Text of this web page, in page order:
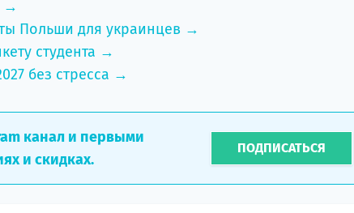
→
Польши для украинцев →
студента →
без стресса →
канал и первыми
и скидках.
ПОДПИСАТЬСЯ